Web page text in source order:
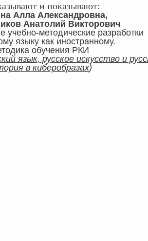
и показывают:
Алла Александровна,
Анатолий Викторович
методические разработки
языку как иностранному.
обучения РКИ
язык, русское искусство и
в киберобразах)